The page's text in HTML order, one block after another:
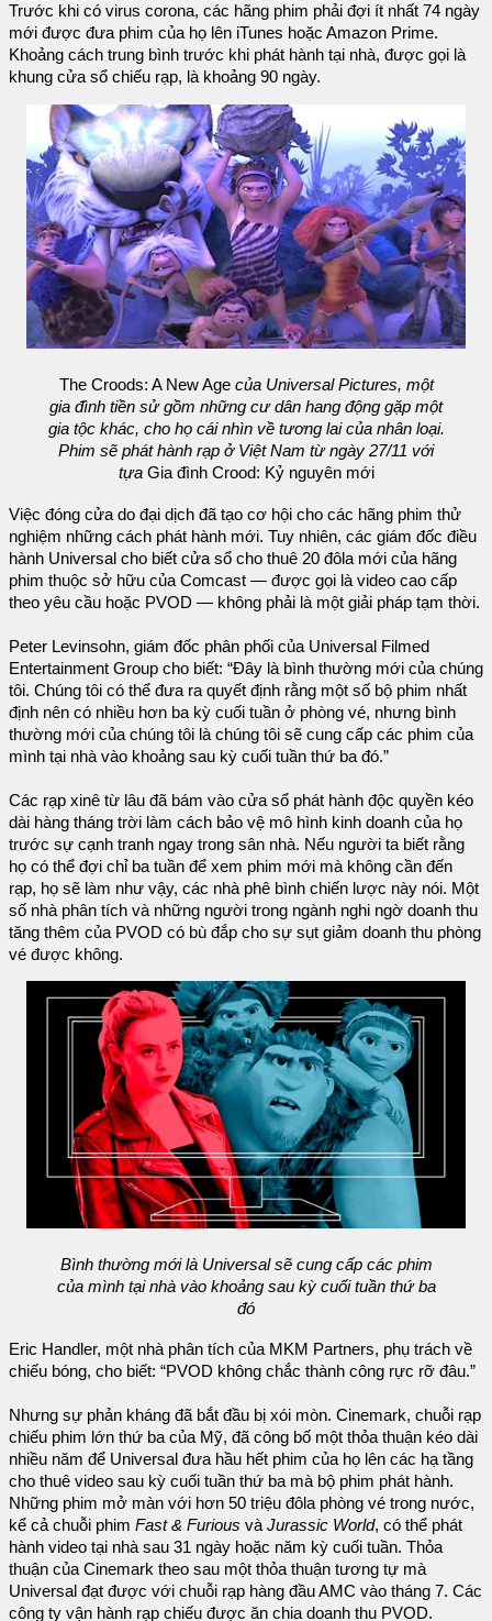
Trước khi có virus corona, các hãng phim phải đợi ít nhất 74 ngày
mới được đưa phim của họ lên iTunes hoặc Amazon Prime.
Khoảng cách trung bình trước khi phát hành tại nhà, được gọi là
khung cửa sổ chiếu rạp, là khoảng 90 ngày.
The Croods: A New Agecủa Universal Pictures, một
gia đình tiền sử gồm những cư dân hang động gặp một
gia tộc khác, cho họ cái nhìn về tương lai của nhân loại.
Phim sẽ phát hành rạp ở Việt Nam từ ngày 27/11 với
tựa Gia đình Crood: Kỷ nguyên mới
Việc đóng cửa do đại dịch đã tạo cơ hội cho các hãng phim thử
nghiệm những cách phát hành mới. Tuy nhiên, các giám đốc điều
hành Universal cho biết cửa sổ cho thuê 20 đôla mới của hãng
phim thuộc sở hữu của Comcast — được gọi là video cao cấp
theo yêu cầu hoặc PVOD — không phải là một giải pháp tạm thời.
Peter Levinsohn, giám đốc phân phối của Universal Filmed
Entertainment Group cho biết: “Đây là bình thường mới của chúng
tôi. Chúng tôi có thể đưa ra quyết định rằng một số bộ phim nhất
định nên có nhiều hơn ba kỳ cuối tuần ở phòng vé, nhưng bình
thường mới của chúng tôi là chúng tôi sẽ cung cấp các phim của
mình tại nhà vào khoảng sau kỳ cuối tuần thứ ba đó.”
Các rạp xinê từ lâu đã bám vào cửa sổ phát hành độc quyền kéo
dài hàng tháng trời làm cách bảo vệ mô hình kinh doanh của họ
trước sự cạnh tranh ngay trong sân nhà. Nếu người ta biết rằng
họ có thể đợi chỉ ba tuần để xem phim mới mà không cần đến
rạp, họ sẽ làm như vậy, các nhà phê bình chiến lược này nói. Một
số nhà phân tích và những người trong ngành nghi ngờ doanh thu
tăng thêm của PVOD có bù đắp cho sự sụt giảm doanh thu phòng
vé được không.
Bình thường mới là Universal sẽ cung cấp các phim
của mình tại nhà vào khoảng sau kỳ cuối tuần thứ ba
đó
Eric Handler, một nhà phân tích của MKM Partners, phụ trách về
chiếu bóng, cho biết: “PVOD không chắc thành công rực rỡ đâu.”
Nhưng sự phản kháng đã bắt đầu bị xói mòn. Cinemark, chuỗi rạp
chiếu phim lớn thứ ba của Mỹ, đã công bố một thỏa thuận kéo dài
nhiều năm để Universal đưa hầu hết phim của họ lên các hạ tầng
cho thuê video sau kỳ cuối tuần thứ ba mà bộ phim phát hành.
Những phim mở màn với hơn 50 triệu đôla phòng vé trong nước,
kể cả chuỗi phim Fast & Furious vàJurassic World, có thể phát
hành video tại nhà sau 31 ngày hoặc năm kỳ cuối tuần. Thỏa
thuận của Cinemark theo sau một thỏa thuận tương tự mà
Universal đạt được với chuỗi rạp hàng đầu AMC vào tháng 7. Các
công ty vận hành rạp chiếu được ăn chia doanh thu PVOD.